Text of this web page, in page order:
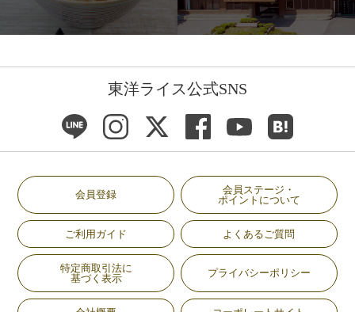
東洋ライス公式SNS
会員登録
会員ステージ・
ポイントについて
ご利用ガイド よくあるご質問
特定商取引法に
基づく表示
プライバシーポリシー